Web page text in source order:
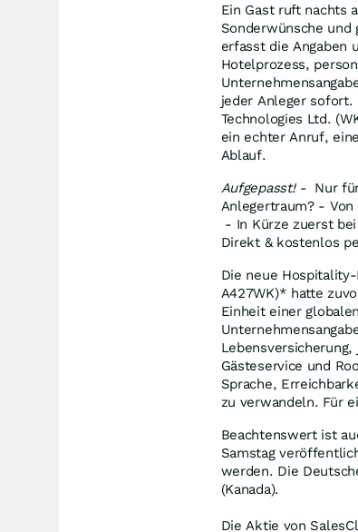
Ein Gast ruft nachts
Sonderwünsche
erfasst die Angaben
Hotelprozess,
jeder Anleger sofort.
Technologies Ltd.
ein echter Anruf,
Ablauf.
Aufgepasst! - Nur
Anlegertraum? - Von
- In Kürze zuerst
Direkt & kostenlos
Die neue
A427WK)* hatte
Einheit einer
Gästeservice und
Sprache,
zu verwandeln. Für
Beachtenswert ist
Samstag
werden. Die
(Kanada).
Die Aktie von